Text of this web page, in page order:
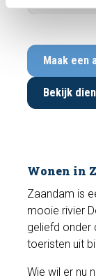
Maak een
Bekijk
Wonen in
Zaandam is
mooie rivier
geliefd onder
toeristen uit
Wie wil er nu